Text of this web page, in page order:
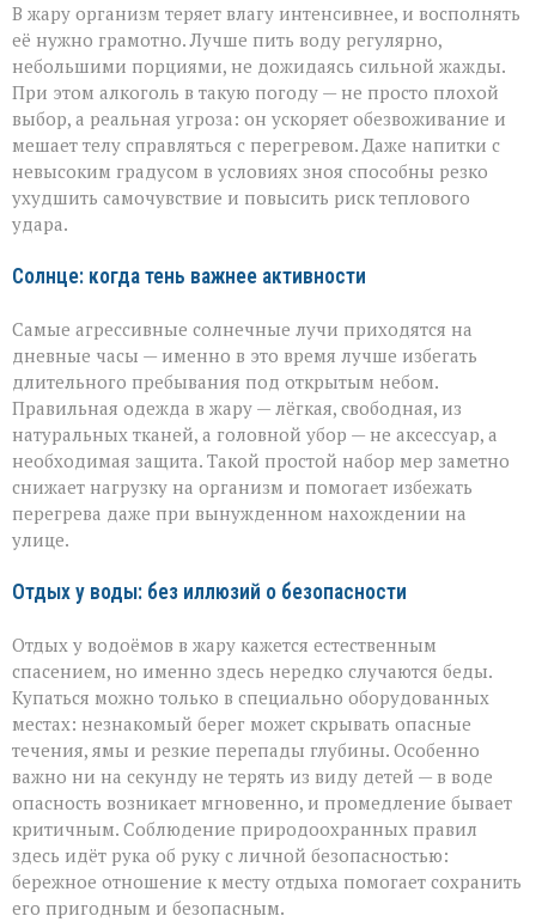
В жару организм теряет влагу интенсивнее, и восполнять
её нужно грамотно. Лучше пить воду регулярно,
небольшими порциями, не дожидаясь сильной жажды.
При этом алкоголь в такую погоду — не просто плохой
выбор, а реальная угроза: он ускоряет обезвоживание и
мешает телу справляться с перегревом. Даже напитки с
невысоким градусом в условиях зноя способны резко
ухудшить самочувствие и повысить риск теплового
удара.
Солнце: когда тень важнее активности
Самые агрессивные солнечные лучи приходятся на
дневные часы — именно в это время лучше избегать
длительного пребывания под открытым небом.
Правильная одежда в жару — лёгкая, свободная, из
натуральных тканей, а головной убор — не аксессуар, а
необходимая защита. Такой простой набор мер заметно
снижает нагрузку на организм и помогает избежать
перегрева даже при вынужденном нахождении на
улице.
Отдых у воды: без иллюзий о безопасности
Отдых у водоёмов в жару кажется естественным
спасением, но именно здесь нередко случаются беды.
Купаться можно только в специально оборудованных
местах: незнакомый берег может скрывать опасные
течения, ямы и резкие перепады глубины. Особенно
важно ни на секунду не терять из виду детей — в воде
опасность возникает мгновенно, и промедление бывает
критичным. Соблюдение природоохранных правил
здесь идёт рука об руку с личной безопасностью:
бережное отношение к месту отдыха помогает сохранить
его пригодным и безопасным.